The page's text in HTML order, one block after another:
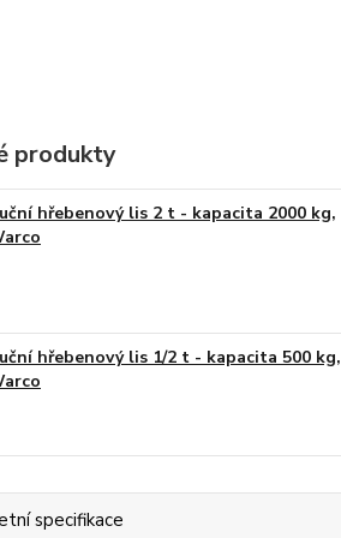
produkty
hřebenový lis 2 t - kapacita 2000 kg,
hřebenový lis 1/2 t - kapacita 500 kg,
specifikace